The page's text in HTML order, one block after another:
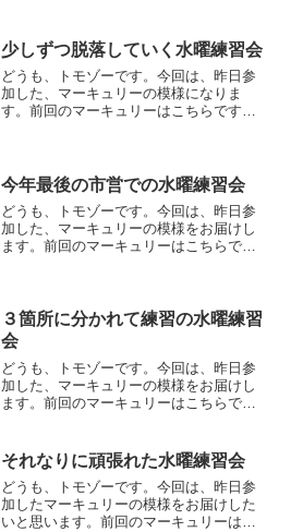
かしながら、このメニューをやるという
メンバーが、最初はいませ...
少しずつ脱落していく水曜練習会
どうも、トモゾーです。今回は、昨日参
加した、マーキュリーの模様になりま
す。前回のマーキュリーはこちらです。
メニュー作成者からは、気温が...
今年最後の市営での水曜練習会
どうも、トモゾーです。今回は、昨日参
加した、マーキュリーの模様をお届けし
ます。前回のマーキュリーはこちらで
５年に１度の改修作業に入るた...
３箇所に分かれて練習の水曜練習
会
どうも、トモゾーです。今回は、昨日参
加した、マーキュリーの模様をお届けし
ます。前回のマーキュリーはこちらで
遠征しているのですが、チームメンバー
の居住地に寄って、それぞれ...
それなりに頑張れた水曜練習会
どうも、トモゾーです。今回は、昨日参
加したマーキュリーの模様をお届けした
いと思います。前回のマーキュリーはこ